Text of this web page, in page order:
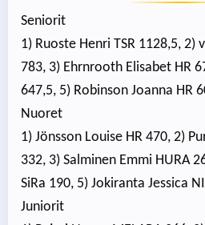
Seniorit
1) Ruoste Henri TSR 1128,5, 2)
783, 3) Ehrnrooth Elisabet HR
647,5, 5) Robinson Joanna HR
Nuoret
1) Jönsson Louise HR 470, 2)
332, 3) Salminen Emmi HURA
SiRa 190, 5) Jokiranta Jessica
Juniorit